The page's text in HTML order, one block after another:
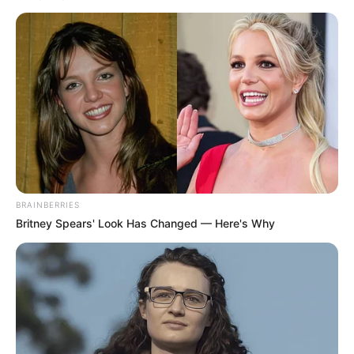
búcsú volt.
Curtis édesapja mindössze tizennégy éves korában
hunyt el, és ez a veszteség évtizedekkel később is
erősen jelen van az életében. Pályája során több
dalában is megjelent már a hiány érzése, de ez az
alkalom különösen személyes volt, hiszen most
teljes egészében neki szentelt szerzeményt
mutatott be a közönség előtt.
Előadás közben nehezen tudta visszatartani
könnyeit, és a nézőtéren is sokan meghatódva
figyelték.
A produkció után a zenész hosszabban is beszélt
arról, mit jelentett számára ez a pillanat, és mit
érzett a dal eléneklése közben.
BRAINBERRIES
Britney Spears' Look Has Changed — Here's Why